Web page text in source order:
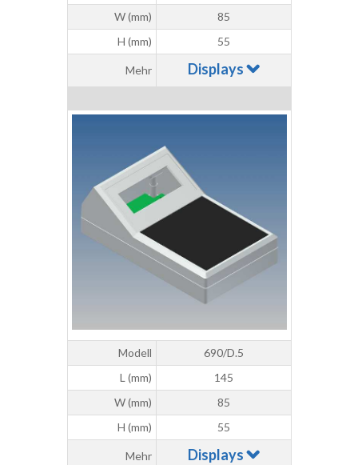
W (mm)
85
H (mm)
55
Mehr Displays
Modell
690/D.5
L (mm)
145
W (mm)
85
H (mm)
55
Mehr Displays